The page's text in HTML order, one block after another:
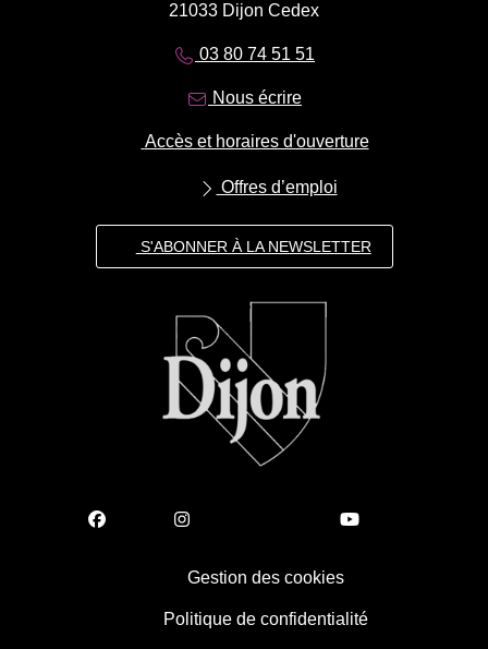
21033 Dijon Cedex
03 80 74 51 51
Nous écrire
Accès et horaires d'ouverture
Offres d’emploi
S'ABONNER À LA NEWSLETTER
Gestion des cookies
Politique de confidentialité